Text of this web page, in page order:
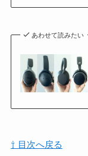
あわせて読みたい
⇧ 目次へ戻る